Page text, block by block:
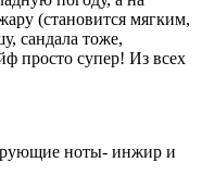
(становится мягким,
сандала тоже,
просто супер! Из всех
ноты- инжир и